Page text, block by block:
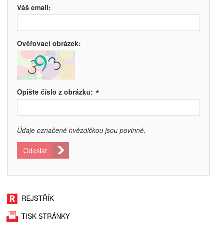
Váš email:
Ověřovací obrázek:
Opište číslo z obrázku: *
Údaje označené hvězdičkou jsou povinné.
Odeslat
REJSTŘÍK
TISK STRÁNKY